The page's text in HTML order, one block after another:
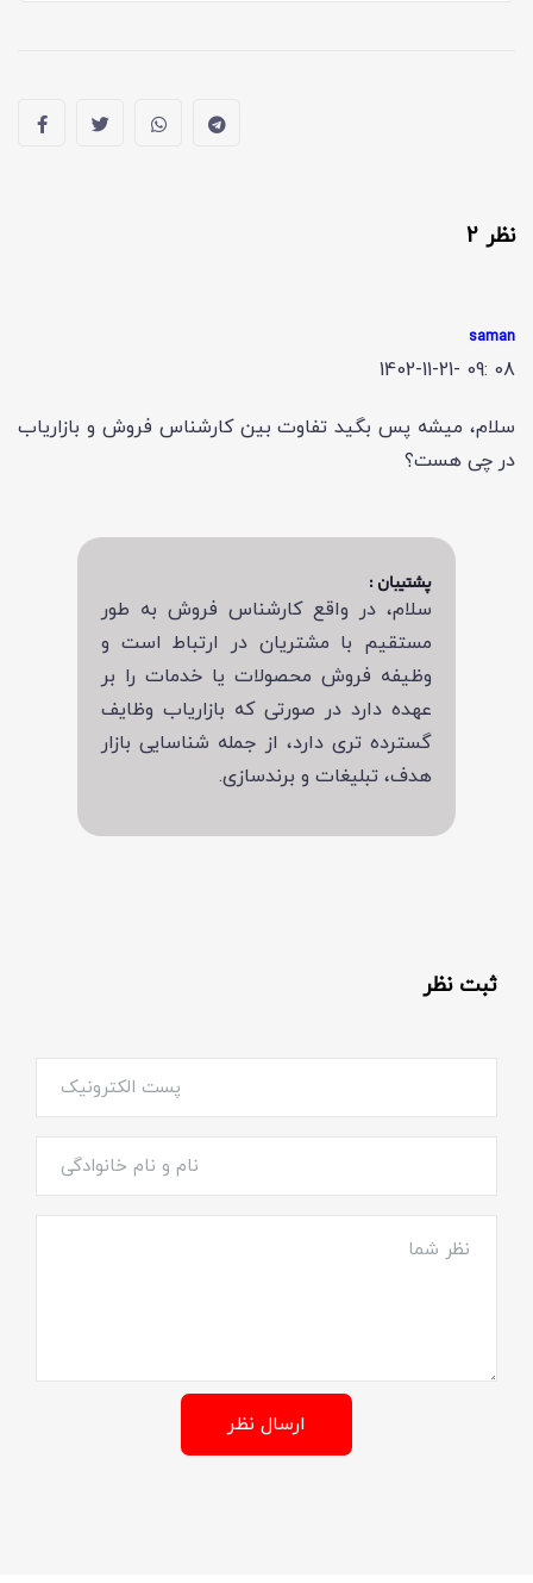
نظر 2
saman
1402-11-21- 09: 08
سلام، میشه پس بگید تفاوت بین کارشناس فروش و بازاریاب
در چی هست؟
پشتیبان :
سلام، در واقع کارشناس فروش به طور
مستقیم با مشتریان در ارتباط است و
وظیفه فروش محصولات یا خدمات را بر
عهده دارد در صورتی که بازاریاب وظایف
گسترده تری دارد، از جمله شناسایی بازار
هدف، تبلیغات و برندسازی.
ثبت نظر
ارسال نظر